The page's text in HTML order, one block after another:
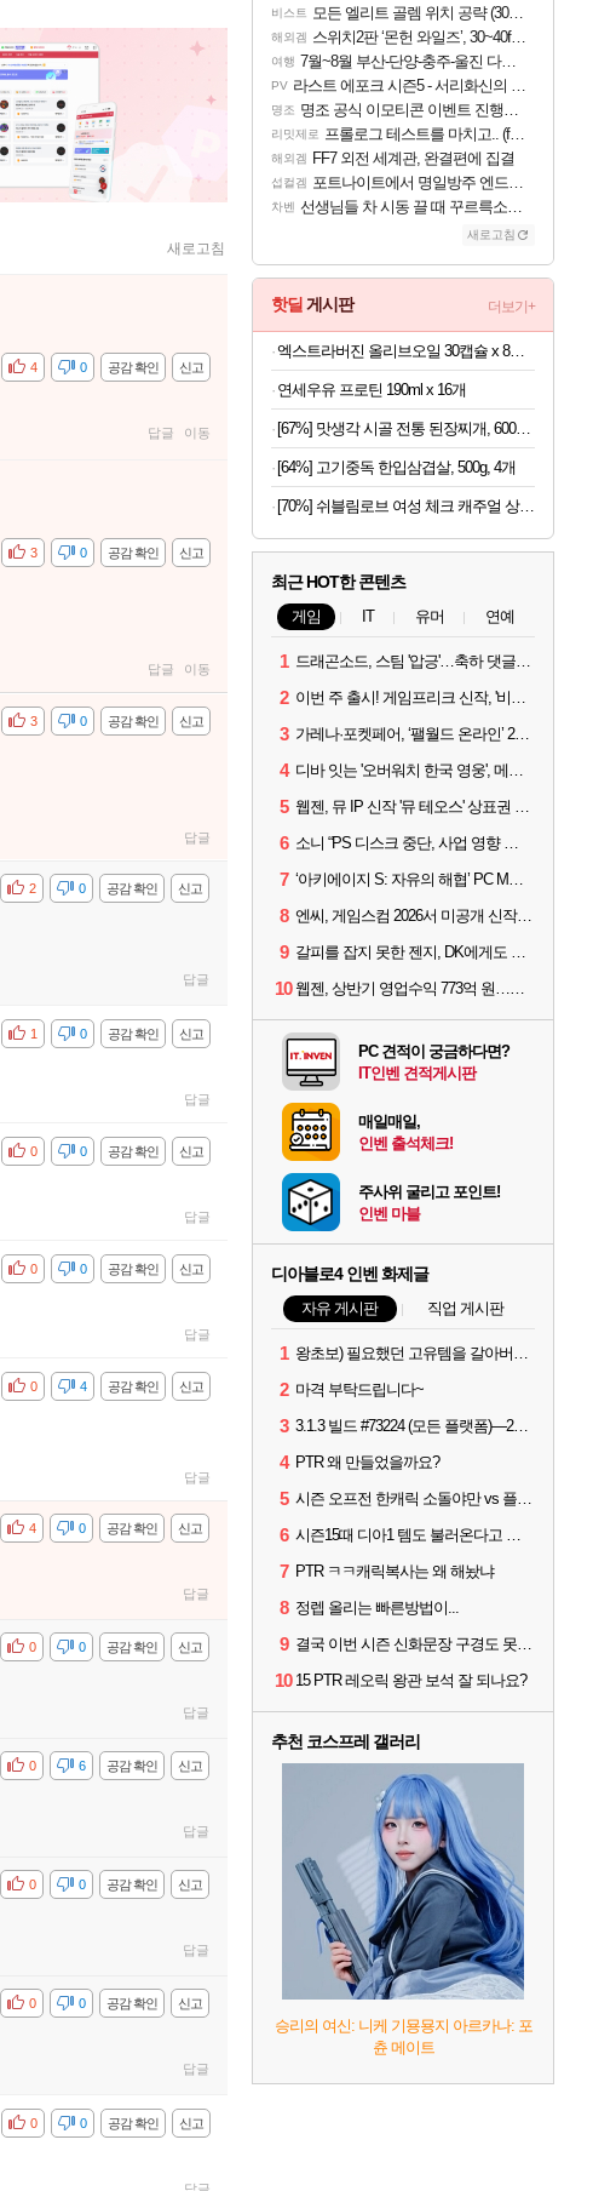
새로고침
신고
공감 확인
비공감 0
4
답글 이동
신고
공감 확인
비공감 0
3
답글 이동
신고
공감 확인
비공감 0
3
답글
신고
공감 확인
비공감 0
2
답글
신고
공감 확인
비공감 0
1
답글
신고
공감 확인
비공감 0
0
답글
신고
공감 확인
비공감 0
0
답글
신고
공감 확인
비공감 4
0
답글
신고
공감 확인
비공감 0
4
답글
신고
공감 확인
비공감 0
0
답글
신고
공감 확인
비공감 6
0
답글
신고
공감 확인
비공감 0
0
답글
신고
공감 확인
비공감 0
0
답글
신고
공감 확인
비공감 0
0
비스트 모든 엘리트 골렘 위치 공략 (30개) - 방랑 결투가
해외겜 스위치2판 ‘몬헌 와일즈’, 30~40fps 목표 추정
여행 7월~8월 부산-단양-충주-울진 다녀왔어요~
PV 라스트 에포크 시즌5 - 서리화신의 분노 티저
명조 명조 공식 이모티콘 이벤트 진행해봤습니다! 참여부터 추첨까지????
리밋제로 프롤로그 테스트를 마치고.. (feat. 리아)
해외겜 FF7 외전 세계관, 완결편에 집결
섭컬겜 포트나이트에서 명일방주 엔드필드 [펠리카] 판매 예정
차벤 선생님들 차 시동 끌 때 꾸르륵소리나는데
새로고침
핫딜 게시판 더보기+
엑스트라버진 올리브오일 30캡슐 x 8박스
연세우유 프로틴 190ml x 16개
[67%] 맛생각 시골 전통 된장찌개, 600g, 5개
[64%] 고기중독 한입삼겹살, 500g, 4개
[70%] 쉬블림로브 여성 체크 캐주얼 상하의 세트 안드리 GW1780, FREE, 1세트
최근 HOT한 콘텐츠
게임 IT 유머 연예
1 드래곤소드, 스팀 '압긍'…축하 댓글 달고 게임 코드 받자!
2 이번 주 출시! 게임프리크 신작, '비스트 오브 리인카네이션'
3 가레나·포켓페어, ‘팰월드 온라인’ 2026년 출시 예고
4 디바 잇는 '오버워치 한국 영웅', 메카 파일럿 디몬 나온다
5 웹젠, 뮤 IP 신작 '뮤 테오스' 상표권 출원
6 소니 “PS 디스크 중단, 사업 영향 없다”
7 ‘아키에이지 S: 자유의 해협’ PC MMORPG로 개발한다
8 엔씨, 게임스컴 2026서 미공개 신작 최초 공개
9 갈피를 잡지 못한 젠지, DK에게도 0:2 패배
10 웹젠, 상반기 영업수익 773억 원…순이익 89% 증가
PC 견적이 궁금하다면?
IT인벤 견적게시판
매일매일,
인벤 출석체크!
주사위 굴리고 포인트!
인벤 마블
디아블로4 인벤 화제글
자유 게시판 직업 게시판
1 왕초보) 필요했던 고유템을 갈아버렸다 크흑.,..
2 마격 부탁드립니다~
3 3.1.3 빌드 #73224 (모든 플랫폼)—2026년 8월 13일
4 PTR 왜 만들었을까요?
5 시즌 오프전 한캐릭 소돌야만 vs 플리커 대격변
6 시즌15때 디아1 템도 불러온다고 해서
7 PTR ㅋㅋ캐릭복사는 왜 해놨냐
8 정렙 올리는 빠른방법이...
9 결국 이번 시즌 신화문장 구경도 못하고 접습니다.
10 15 PTR 레오릭 왕관 보석 잘 되나요?
추천 코스프레 갤러리
승리의 여신: 니케 기묭묭지 아르카나: 포
츈 메이트